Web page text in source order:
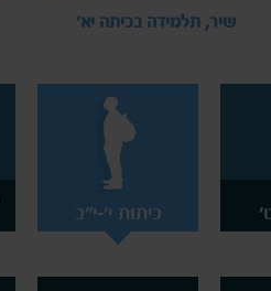
שיר, תלמידה בכיתה יא'
כיתות י'-י"ב